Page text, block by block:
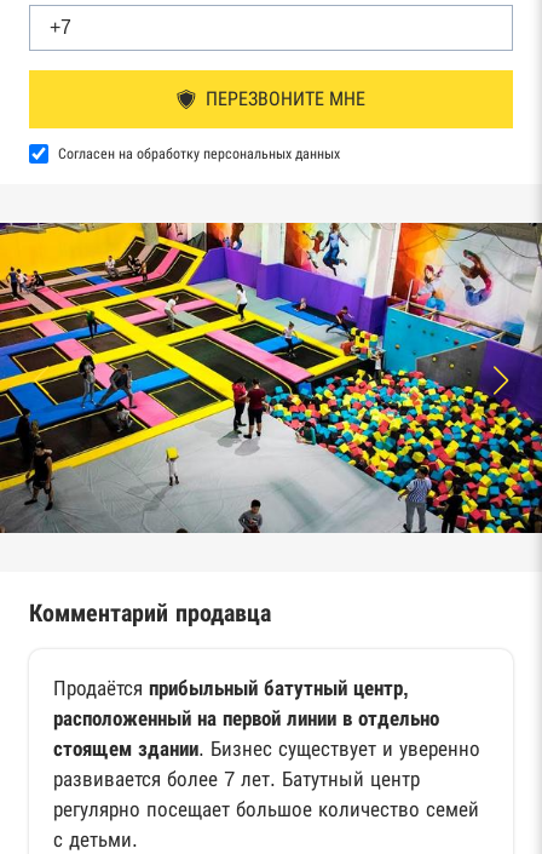
ПЕРЕЗВОНИТЕ МНЕ
Согласен на обработку персональных данных
Комментарий продавца
Продаётся прибыльный батутный центр,
расположенный на первой линии в отдельно
стоящем здании. Бизнес существует и уверенно
развивается более 7 лет. Батутный центр
регулярно посещает большое количество семей
с детьми.